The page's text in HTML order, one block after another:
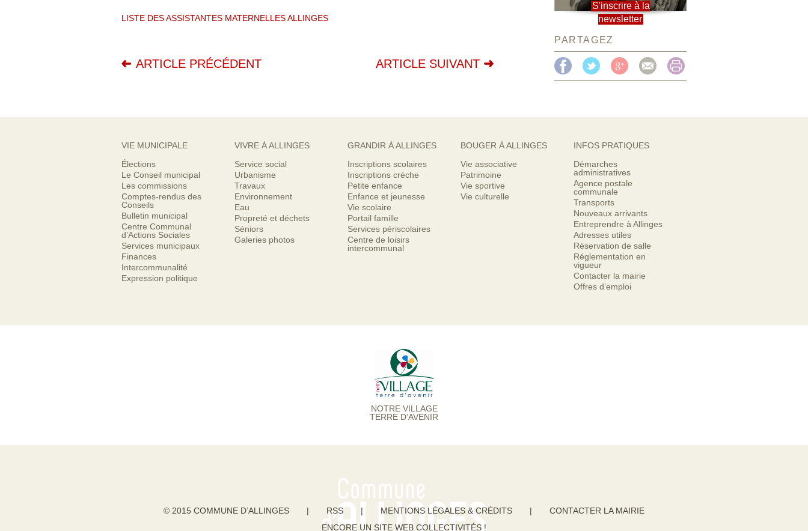
LISTE DES ASSISTANTES MATERNELLES ALLINGES
ARTICLE PRÉCÉDENT ARTICLE SUIVANT
S'inscrire à la
newsletter
PARTAGEZ
VIE MUNICIPALE
Élections
Le Conseil municipal
Les commissions
Comptes-rendus des
Conseils
Bulletin municipal
Centre Communal
d’Actions Sociales
Services municipaux
Finances
Intercommunalité
Expression politique
VIVRE À ALLINGES
Service social
Urbanisme
Travaux
Environnement
Eau
Propreté et déchets
Séniors
Galeries photos
GRANDIR À ALLINGES
Inscriptions scolaires
Inscriptions crèche
Petite enfance
Enfance et jeunesse
Vie scolaire
Portail famille
Services périscolaires
Centre de loisirs
intercommunal
BOUGER À ALLINGES
Vie associative
Patrimoine
Vie sportive
Vie culturelle
INFOS PRATIQUES
Démarches
administratives
Agence postale
communale
Transports
Nouveaux arrivants
Entreprendre à Allinges
Adresses utiles
Réservation de salle
Réglementation en
vigueur
Contacter la mairie
Offres d’emploi
NOTRE VILLAGE
TERRE D’AVENIR
© 2015 COMMUNE D’ALLINGES | RSS | MENTIONS LÉGALES & CRÉDITS |
CONTACTER LA MAIRIE
ENCORE UN SITE WEB COLLECTIVITÉS !